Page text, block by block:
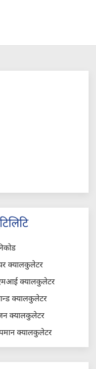
क्यालकुलेटर
क्यालकुलेटर
क्यालकुलेटर
क्यालकुलेटर
क्यालकुलेटर